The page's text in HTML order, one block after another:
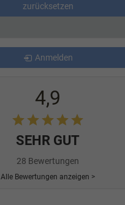
zurücksetzen
Anmelden
4,9
SEHR GUT
28 Bewertungen
Alle Bewertungen anzeigen >